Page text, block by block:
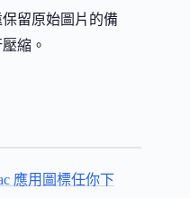
留原始圖片的備
縮。
應用圖標任你下